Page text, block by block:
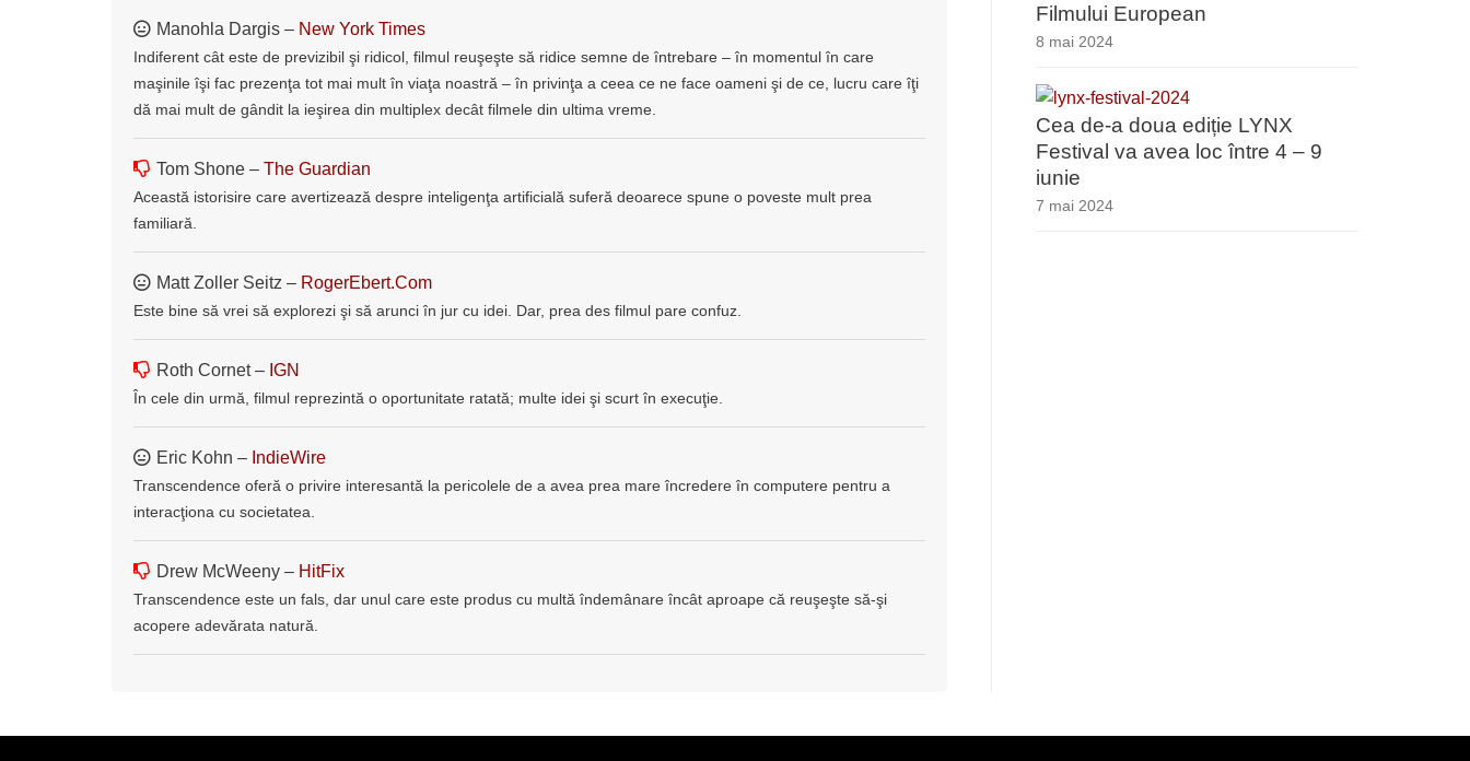
Manohla Dargis – New York Times
Indiferent cât este de previzibil şi ridicol, filmul reuşeşte să ridice semne de întrebare – în momentul în care
maşinile îşi fac prezenţa tot mai mult în viaţa noastră – în privinţa a ceea ce ne face oameni şi de ce, lucru care îţi
dă mai mult de gândit la ieşirea din multiplex decât filmele din ultima vreme.
Tom Shone – The Guardian
Această istorisire care avertizează despre inteligenţa artificială suferă deoarece spune o poveste mult prea
familiară.
Matt Zoller Seitz – RogerEbert.Com
Este bine să vrei să explorezi şi să arunci în jur cu idei. Dar, prea des filmul pare confuz.
Roth Cornet – IGN
În cele din urmă, filmul reprezintă o oportunitate ratată; multe idei şi scurt în execuţie.
Eric Kohn – IndieWire
Transcendence oferă o privire interesantă la pericolele de a avea prea mare încredere în computere pentru a
interacţiona cu societatea.
Drew McWeeny – HitFix
Transcendence este un fals, dar unul care este produs cu multă îndemânare încât aproape că reuşeşte să-şi
acopere adevărata natură.
Filmului European
8 mai 2024
Cea de-a doua ediție LYNX
Festival va avea loc între 4 – 9
iunie
7 mai 2024